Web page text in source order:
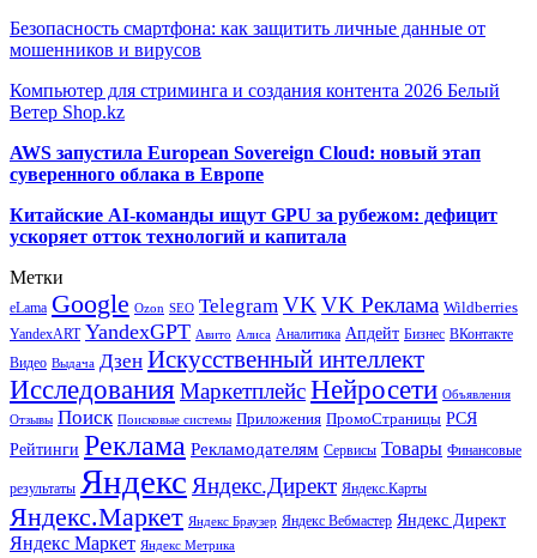
Безопасность смартфона: как защитить личные данные от
мошенников и вирусов
Компьютер для стриминга и создания контента 2026 Белый
Ветер Shop.kz
AWS запустила European Sovereign Cloud: новый этап
суверенного облака в Европе
Китайские AI-команды ищут GPU за рубежом: дефицит
ускоряет отток технологий и капитала
Метки
eLama Google Ozon SEO Telegram VKVK Реклама Wildberries
YandexART YandexGPT Авито Алиса Аналитика Апдейт Бизнес ВКонтакте
Видео Выдача Дзен Искусственный интеллект
Исследования МаркетплейсНейросети Объявления
Отзывы Поиск Поисковые системы Приложения ПромоСтраницы РСЯ
Рейтинги Реклама Рекламодателям Сервисы Товары Финансовые
результаты Яндекс Яндекс.Директ Яндекс.Карты
Яндекс.Маркет Яндекс Браузер Яндекс Вебмастер Яндекс Директ
Яндекс Маркет Яндекс Метрика